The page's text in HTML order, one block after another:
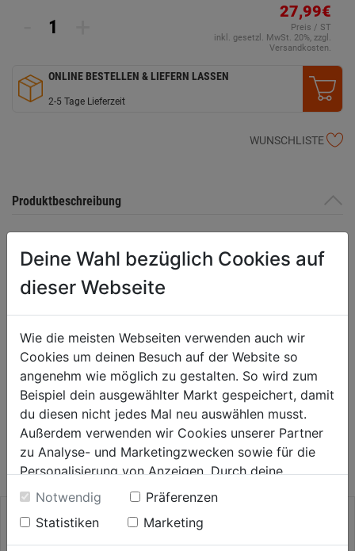
27,99€
Preis / ST
inkl. gesetzl. MwSt. 20%, zzgl.
Versandkosten.
ONLINE BESTELLEN & LIEFERN LASSEN
2-5 Tage Lieferzeit
WUNSCHLISTE
Produktbeschreibung
bis max. 38 mm Schnitttiefe, rechtsschneidend Geeignet für
unlegierten Stahl (bis 700 N/mm²), Bunt- und Leichtmetalle,
Kunststoffe, Gips-, Leichtbau-, Faser-, Sperrholzplatten und Holz.
SB-Packung
Bewertung
WEITERE PRODUKTE AUS DIESER
KATEGORIE
Deine Wahl bezüglich Cookies auf
dieser Webseite
Wie die meisten Webseiten verwenden auch wir
Cookies um deinen Besuch auf der Website so
angenehm wie möglich zu gestalten. So wird zum
Beispiel dein ausgewählter Markt gespeichert, damit
du diesen nicht jedes Mal neu auswählen musst.
Außerdem verwenden wir Cookies unserer Partner
zu Analyse- und Marketingzwecken sowie für die
Personalisierung von Anzeigen. Durch deine
Einwilligung werden die Daten von Drittanbieter,
unter anderem auch in den USA, verarbeitet.
Durch Klick auf "Alle Cookies erlauben" stimmst du
der Verwendung aller Cookies zu. Unter "Details
Notwendig
Präferenzen
Statistiken
Marketing